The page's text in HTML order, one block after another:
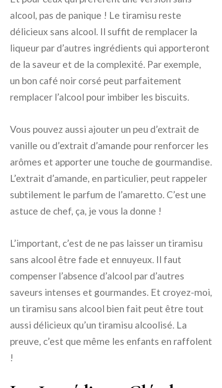
alcool, pas de panique ! Le tiramisu reste
délicieux sans alcool. Il suffit de remplacer la
liqueur par d’autres ingrédients qui apporteront
de la saveur et de la complexité. Par exemple,
un bon café noir corsé peut parfaitement
remplacer l’alcool pour imbiber les biscuits.
Vous pouvez aussi ajouter un peu d’extrait de
vanille ou d’extrait d’amande pour renforcer les
arômes et apporter une touche de gourmandise.
L’extrait d’amande, en particulier, peut rappeler
subtilement le parfum de l’amaretto. C’est une
astuce de chef, ça, je vous la donne !
L’important, c’est de ne pas laisser un tiramisu
sans alcool être fade et ennuyeux. Il faut
compenser l’absence d’alcool par d’autres
saveurs intenses et gourmandes. Et croyez-moi,
un tiramisu sans alcool bien fait peut être tout
aussi délicieux qu’un tiramisu alcoolisé. La
preuve, c’est que même les enfants en raffolent
!